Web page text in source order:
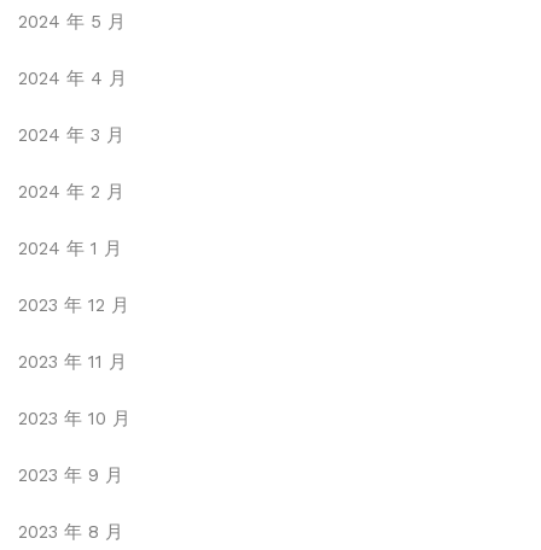
2024 年 5 月
2024 年 4 月
2024 年 3 月
2024 年 2 月
2024 年 1 月
2023 年 12 月
2023 年 11 月
2023 年 10 月
2023 年 9 月
2023 年 8 月